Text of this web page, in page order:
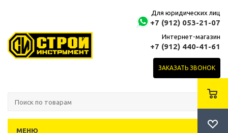
Для юридических лиц
+7 (912) 053-21-07
Интернет-магазин
+7 (912) 440-41-61
ЗАКАЗАТЬ ЗВОНОК
МЕНЮ